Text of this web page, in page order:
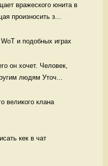
вражеского юнита в
произносить з...
и подобных играх
он хочет. Человек,
людям Уточ...
великого клана
кек в чат